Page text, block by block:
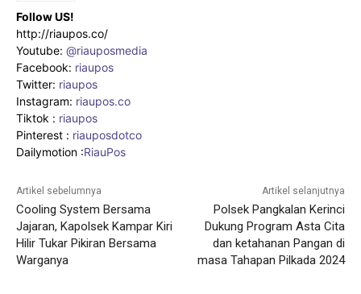
Follow US!
http://riaupos.co/
Youtube: @riauposmedia
Facebook: riaupos
Twitter: riaupos
Instagram: riaupos.co
Tiktok : riaupos
Pinterest : riauposdotco
Dailymotion :RiauPos
Artikel sebelumnya
Cooling System Bersama
Jajaran, Kapolsek Kampar Kiri
Hilir Tukar Pikiran Bersama
Warganya
Artikel selanjutnya
Polsek Pangkalan Kerinci
Dukung Program Asta Cita
dan ketahanan Pangan di
masa Tahapan Pilkada 2024